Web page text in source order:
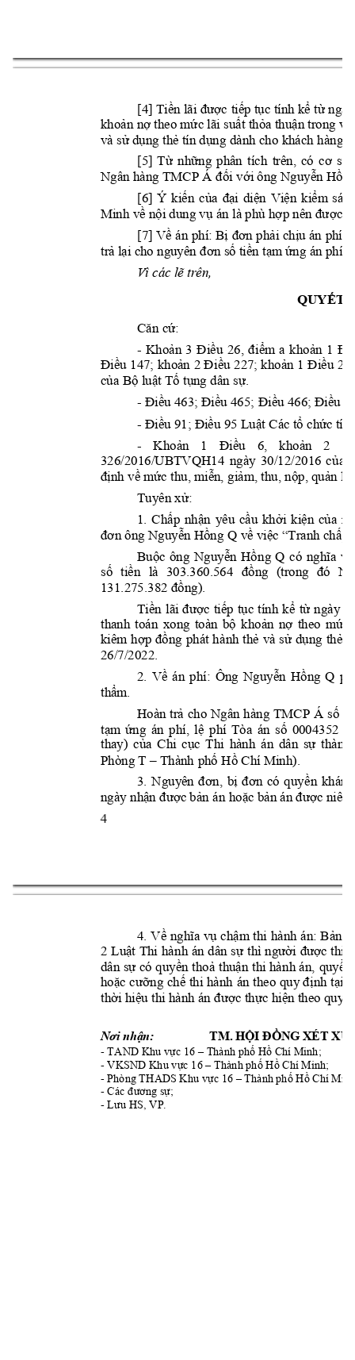
4
[4] Tiền lãi được tiếp tục tính kể từ
khoản nợ theo mức lãi suất thỏa thuận trong v
và sử dụng thẻ tín dụng dành cho khách hàng
[5] Từ những phân tích trên, có cơ sở
Ngân hàng TMCP Á đối với ông Nguyễn Hồ
[6] Ý kiến của đại diện Viện kiểm sát
Minh về nội dung vụ án là phù hợp nên được
[7] Về án phí: Bị đơn phải chịu án phí
trả lại cho nguyên đơn số tiền tạm ứng án phí
Vì các lẽ trên,
QUYẾT
Căn cứ:
- Khoản 3 Điều 26, điểm a khoản 1
Điều 147; khoản 2 Điều 227; khoản 1 Điều
của Bộ luật Tố tụng dân sự.
- Điều 463; Điều 465; Điều 466; Điều
- Điều 91; Điều 95 Luật Các tổ chức tín
- Khoản 1 Điều 6, khoản 2
326/2016/UBTVQH14 ngày 30/12/2016 của
định về mức thu, miễn, giảm, thu, nộp, quản l
Tuyên xử:
1. Chấp nhận yêu cầu khởi kiện của
đơn ông Nguyễn Hồng Q về việc “Tranh chấ
Buộc ông Nguyễn Hồng Q có nghĩa
số tiền là 303.360.564 đồng (trong đó
131.275.382 đồng).
Tiền lãi được tiếp tục tính kể từ ngày
thanh toán xong toàn bộ khoản nợ theo mức
kiêm hợp đồng phát hành thẻ và sử dụng thẻ
26/7/2022.
2. Về án phí: Ông Nguyễn Hồng Q
thẩm.
Hoàn trả cho Ngân hàng TMCP Á số
tạm ứng án phí, lệ phí Tòa án số 0004352
thay) của Chi cục Thi hành án dân sự thành
Phòng T – Thành phố Hồ Chí Minh)
3. Nguyên đơn, bị đơn có quyền
ngày nhận được bản án hoặc bản án được
4. Về nghĩa vụ chậm thi hành án: Bản
2 Luật Thi hành án dân sự thì người được thi
dân sự có quyền thoả thuận thi hành án, quyền
hoặc cưỡng chế thi hành án theo quy định tại
thời hiệu thi hành án được thực hiện theo quy
Nơi nhận: TM. HỘI ĐỒNG XÉT XỬ
- TAND Khu vực 16 – Thành phố Hồ Chí Minh;
- VKSND Khu vực 16 – Thành phố Hồ Chí Minh;
- Phòng THADS Khu vực 16 – Thành phố Hồ Chí M
- Các đương sự;
- Lưu HS, VP.